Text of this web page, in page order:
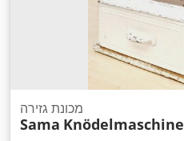
מכונת גזירה
Sama Knödelmaschine